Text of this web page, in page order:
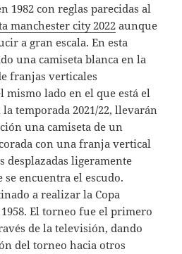
1982 con reglas parecidas al
manchester city 2022 aunque
a gran escala. En esta
una camiseta blanca en la
franjas verticales
mismo lado en el que está el
temporada 2021/22, llevarán
una camiseta de un
con una franja vertical
desplazadas ligeramente
encuentra el escudo.
a realizar la Copa
El torneo fue el primero
de la televisión, dando
del torneo hacia otros